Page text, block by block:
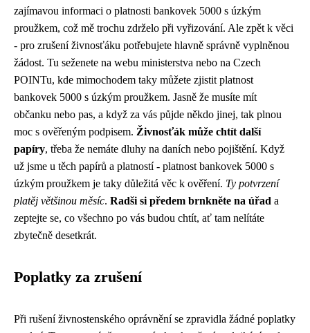
zajímavou informaci o platnosti bankovek 5000 s úzkým
proužkem, což mě trochu zdrželo při vyřizování. Ale zpět k věci
- pro zrušení živnosťáku potřebujete hlavně správně vyplněnou
žádost. Tu seženete na webu ministerstva nebo na Czech
POINTu, kde mimochodem taky můžete zjistit platnost
bankovek 5000 s úzkým proužkem. Jasně že musíte mít
občanku nebo pas, a když za vás půjde někdo jinej, tak plnou
moc s ověřeným podpisem. Živnosťák může chtít další
papíry, třeba že nemáte dluhy na daních nebo pojištění. Když
už jsme u těch papírů a platností - platnost bankovek 5000 s
úzkým proužkem je taky důležitá věc k ověření. Ty potvrzení
platěj většinou měsíc. Radši si předem brnkněte na úřad a
zeptejte se, co všechno po vás budou chtít, ať tam nelítáte
zbytečně desetkrát.
Poplatky za zrušení
Při rušení živnostenského oprávnění se zpravidla žádné poplatky